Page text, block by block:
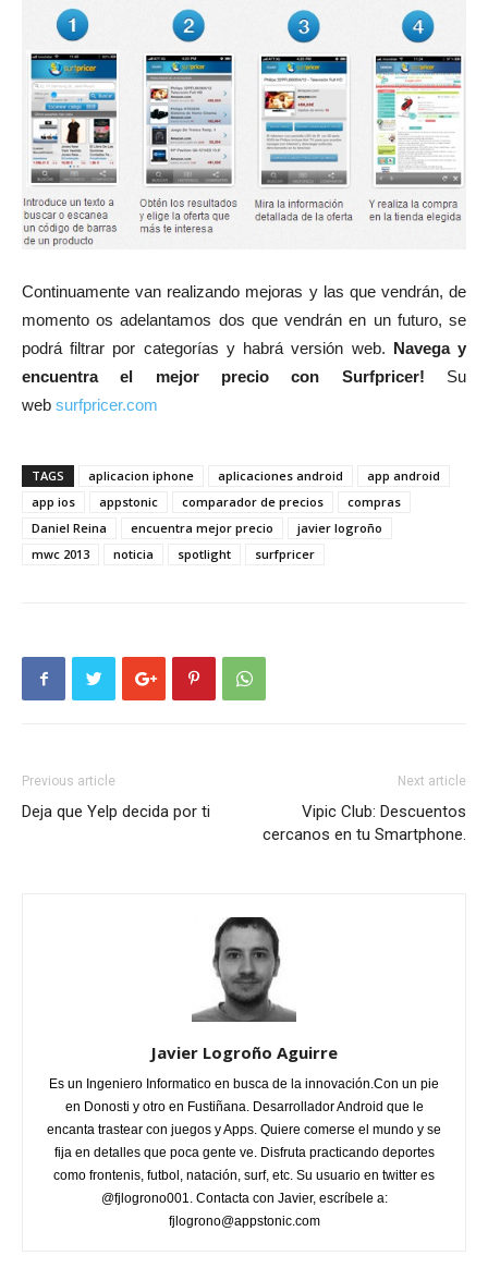
Continuamente van realizando mejoras y las que vendrán, de
momento os adelantamos dos que vendrán en un futuro, se
podrá filtrar por categorías y habrá versión web. Navega y
encuentra el mejor precio con Surfpricer! Su
web surfpricer.com
TAGS aplicacion iphone aplicaciones android
app android
app ios
appstonic comparador de precios
compras
Daniel Reina
encuentra mejor precio
javier logroño
mwc 2013
noticia spotlight surfpricer
Previous article
Deja que Yelp decida por ti
Next article
Vipic Club: Descuentos
cercanos en tu Smartphone.
Javier Logroño Aguirre
Es un Ingeniero Informatico en busca de la innovación.Con un pie
en Donosti y otro en Fustiñana. Desarrollador Android que le
encanta trastear con juegos y Apps. Quiere comerse el mundo y se
fija en detalles que poca gente ve. Disfruta practicando deportes
como frontenis, futbol, natación, surf, etc. Su usuario en twitter es
@fjlogrono001. Contacta con Javier, escríbele a:
fjlogrono@appstonic.com